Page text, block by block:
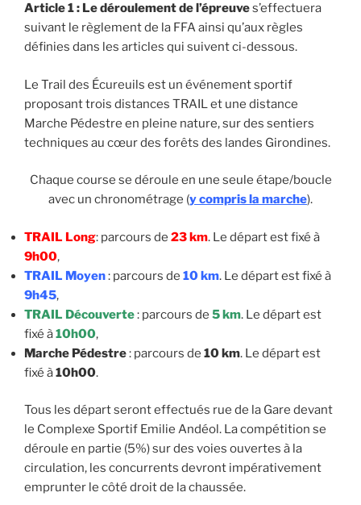
Article 1 : Le déroulement de l’épreuves’effectuera
suivant le règlement de la FFA ainsi qu’aux règles
définies dans les articles qui suivent ci-dessous.
Le Trail des Écureuils est un événement sportif
proposant trois distances TRAIL et une distance
Marche Pédestre en pleine nature, sur des sentiers
techniques au cœur des forêts des landes Girondines.
Chaque course se déroule en une seule étape/boucle
avec un chronométrage (y compris la marche).
TRAIL Long: parcours de 23 km. Le départ est fixé à
9h00,
TRAIL Moyen: parcours de 10 km. Le départ est fixé à
9h45,
TRAIL Découverte: parcours de 5 km. Le départ est
fixé à10h00,
Marche Pédestre: parcours de 10 km. Le départ est
fixé à10h00.
Tous les départ seront effectués rue de la Gare devant
le Complexe Sportif Emilie Andéol. La compétition se
déroule en partie (5%) sur des voies ouvertes à la
circulation, les concurrents devront impérativement
emprunter le côté droit de la chaussée.